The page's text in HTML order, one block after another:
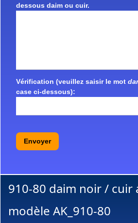
dessous daim ou cuir.
Vérification (veuillez saisir le mot
case ci-dessous):
Envoyer
910-80 daim noir / cuir
modèle AK_910-80